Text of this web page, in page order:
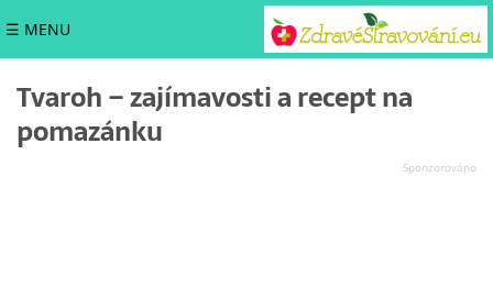
☰ MENU
Tvaroh – zajímavosti a recept na
pomazánku